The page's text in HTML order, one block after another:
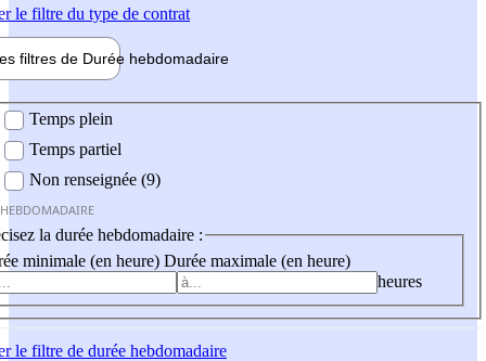
le filtre du type de contrat
filtres de Durée hebdomadaire
Temps plein
Temps partiel
Non renseignée (9)
la durée hebdomadaire :
minimale (en heure) Durée maximale (en heure)
heures
le filtre de durée hebdomadaire